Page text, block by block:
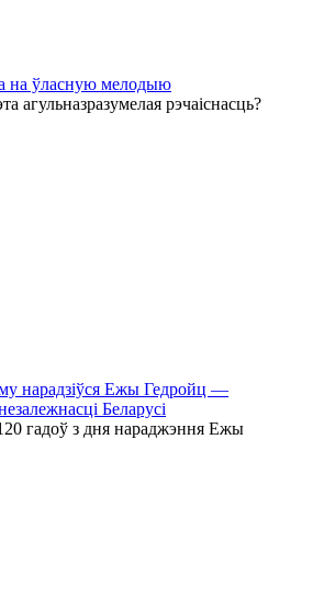
на ўласную мелодыю
агульназразумелая рэчаіснасць?
нарадзіўся Ежы Гедройц —
Беларусі
гадоў з дня нараджэння Ежы